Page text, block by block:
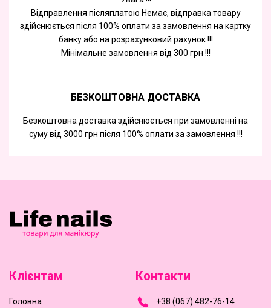
Відправлення післяплатою Немає, відправка товару
здійснюється після 100% оплати за замовлення на картку
банку або на розрахунковий рахунок !!!
Мінімальне замовлення від 300 грн !!!
БЕЗКОШТОВНА ДОСТАВКА
Безкоштовна доставка здійснюється при замовленні на
суму від 3000 грн після 100% оплати за замовлення !!!
Клієнтам
Головна
Контакти
+38 (067) 482-76-14